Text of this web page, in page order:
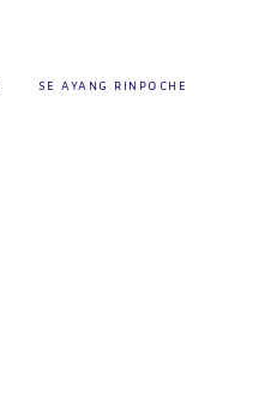
SE AYANG RINPOCHE